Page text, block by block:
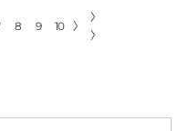
8 9 10 〉
〉
〉